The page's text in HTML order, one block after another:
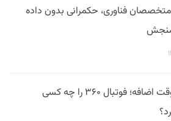
فناوری، حکمرانی بدون داده
فیلتر در وقت اضافه؛ فوتبال ۳۶۰ را چه کسی